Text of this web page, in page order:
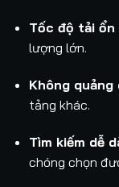
Tốc độ tải ổn
lượng lớn.
Không
tảng khác.
Tìm kiếm dễ
chóng chọn